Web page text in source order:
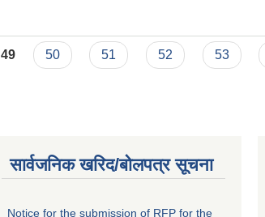
49 50 51 52 53
सार्वजनिक खरिद/बोलपत्र सूचना
Notice for the submission of RFP for the